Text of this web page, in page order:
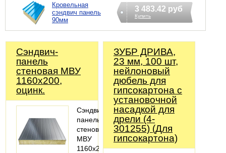
Кровельная
сэндвич панель
90мм
3 483.42 руб
Купить
Сэндвич-
панель
стеновая МВУ
1160x200,
оцинк.
Сэндвич-
панель
стеновая
МВУ
1160x200,
ЗУБР ДРИВА,
23 мм, 100 шт,
нейлоновый
дюбель для
гипсокартона с
установочной
насадкой для
дрели (4-
301255) (Для
гипсокартона)